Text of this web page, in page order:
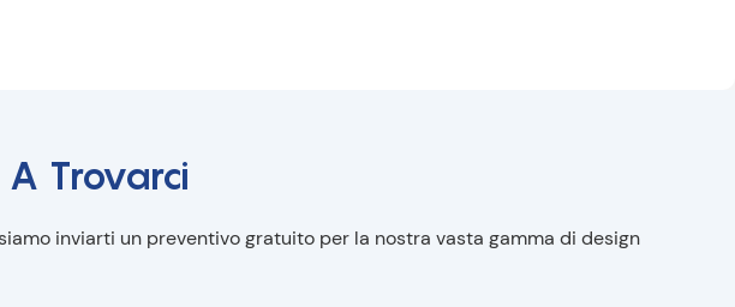
Trovarci
inviarti un preventivo gratuito per la nostra vasta gamma di design